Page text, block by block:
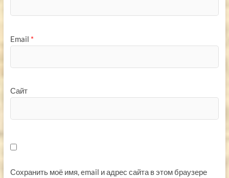
Email *
Сайт
Сохранить моё имя, email и адрес сайта в этом браузере